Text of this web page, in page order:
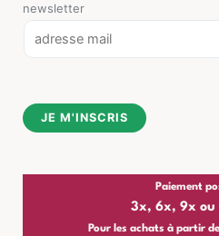
newsletter
m
l
JE M'INSCRIS
Paiement
3x, 6x, 9x ou
Pour les achats à partir